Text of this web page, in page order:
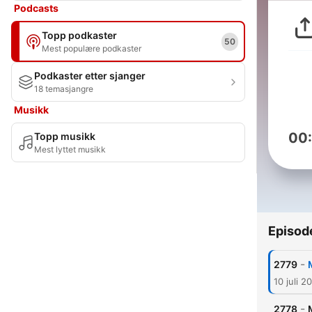
Podcasts
Topp podkaster
Mest populære podkaster
50
Podkaster etter sjanger
18 temasjangre
Musikk
Topp musikk
Mest lyttet musikk
2779 -
10 juli
2778 -